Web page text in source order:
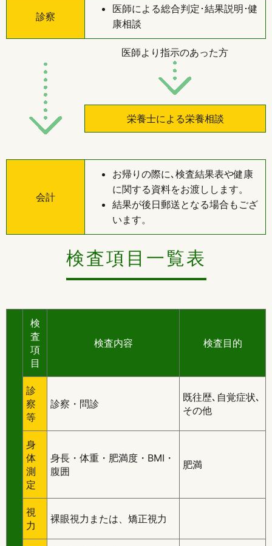
診察
医師による総合判定･結果説明･健
康相談
医師より指示のあった方
栄養士による栄養相談
会計
お帰りの際に､検査結果表や健康
に関する資料をお渡しします。
結果が後日郵送となる場合もござ
います。
検査項目一覧表
検
査
項
目
検査内容 検査目的
診
察
等
診察・問診
既往歴､自覚症状､
その他
身
体
測
定
身長・体重・肥満度・BMI・
腹囲
肥満
視
力
裸眼視力または、矯正視力